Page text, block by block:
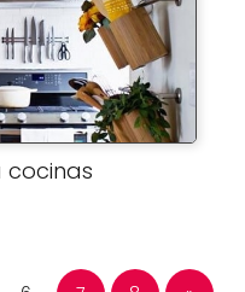
cocinas